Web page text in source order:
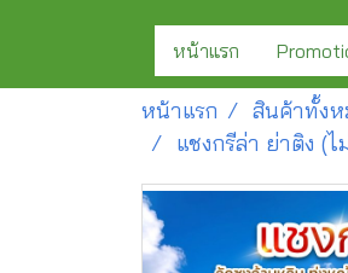
หน้าแรก
หน้าแรก สินค้าทั้ง
แชงกรีล่า ย่าติง (